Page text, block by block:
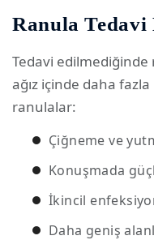
Ranula Tedavi
Tedavi
ağız içinde daha
ranulalar:
Çiğneme ve
Konuşmada
İkincil
Daha geniş